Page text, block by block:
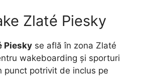
Zlaté Piesky
Piesky se află în zona Zlaté
wakeboarding și sporturi
punct potrivit de inclus pe